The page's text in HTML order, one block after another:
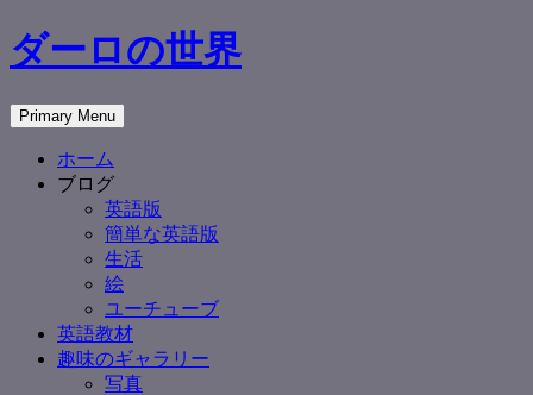
Skip
to
ダーロの世界
Search
Primary Menu
ホーム
ブログ
英語版
簡単な英語版
生活
絵
ユーチューブ
英語教材
趣味のギャラリー
写真